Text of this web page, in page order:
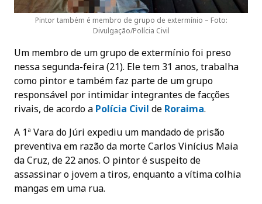
Pintor também é membro de grupo de extermínio – Foto:
Divulgação/Polícia Civil
Um membro de um grupo de extermínio foi preso
nessa segunda-feira (21). Ele tem 31 anos, trabalha
como pintor e também faz parte de um grupo
responsável por intimidar integrantes de facções
rivais, de acordo a Polícia Civil de Roraima.
A 1ª Vara do Júri expediu um mandado de prisão
preventiva em razão da morte Carlos Vinícius Maia
da Cruz, de 22 anos. O pintor é suspeito de
assassinar o jovem a tiros, enquanto a vítima colhia
mangas em uma rua.